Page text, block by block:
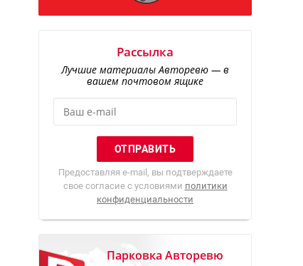
Рассылка
Лучшие материалы Авторевю — в
вашем почтовом ящике
Предоставляя e-mail, вы подтверждаете
свое согласие с условиями политики
конфиденциальности
Парковка Авторевю